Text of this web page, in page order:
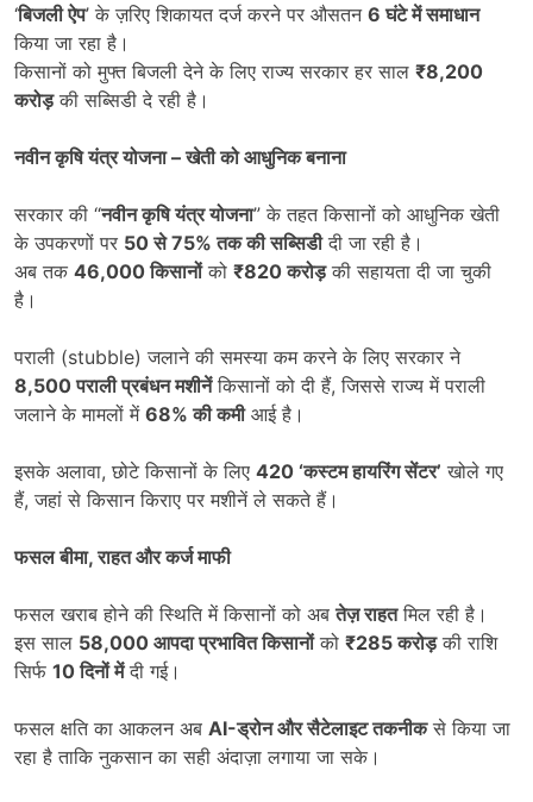
‘बिजली ऐप’ के ज़रिए शिकायत दर्ज करने पर औसतन 6घंटे में समाधान
किया जा रहा है।
किसानों को मुफ्त बिजली देने के लिए राज्य सरकार हर साल ₹8,200
करोड़की सब्सिडी दे रही है।
नवीन कृषि यंत्र योजना–खेती को आधुनिक बनाना
सरकार की “नवीन कृषि यंत्र योजना” के तहत किसानों को आधुनिक खेती
के उपकरणों पर 50से75%तक की सब्सिडीदी जा रही है।
अब तक 46,000किसानोंको ₹820करोड़की सहायता दी जा चुकी
है।
पराली (stubble) जलाने की समस्या कम करने के लिए सरकार ने
8,500पराली प्रबंधन मशीनेंकिसानों को दी हैं, जिससे राज्य में पराली
जलाने के मामलों में 68%की कमीआई है।
इसके अलावा, छोटे किसानों के लिए 420 ‘कस्टम हायरिंग सेंटर’ खोले गए
हैं, जहां से किसान किराए पर मशीनें ले सकते हैं।
फसल बीमा,राहत और कर्ज माफी
फसल खराब होने की स्थिति में किसानों को अबतेज़ राहतमिल रही है।
इस साल 58,000 आपदा प्रभावित किसानोंको ₹285करोड़की राशि
सिर्फ 10दिनों मेंदी गई।
फसल क्षति का आकलन अब AI-ड्रोन और सैटेलाइट तकनीकसे किया जा
रहा है ताकि नुकसान का सही अंदाज़ा लगाया जा सके।